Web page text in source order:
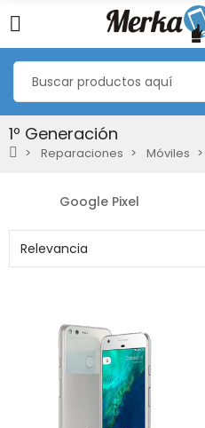
1º Generación
Reparaciones Móviles
Google Pixel